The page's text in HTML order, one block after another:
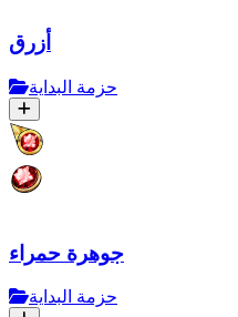
أزرق
حزمة البداية
جوهرة حمراء
حزمة البداية